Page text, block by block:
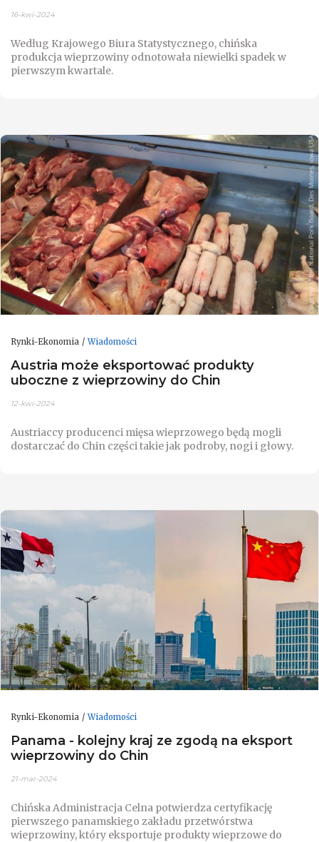
16-kwi-2024
Według Krajowego Biura Statystycznego, chińska
produkcja wieprzowiny odnotowała niewielki spadek w
pierwszym kwartale.
Rynki-Ekonomia Wiadomości
Austria może eksportować produkty
uboczne z wieprzowiny do Chin
12-kwi-2024
Austriaccy producenci mięsa wieprzowego będą mogli
dostarczać do Chin części takie jak podroby, nogi i głowy.
Rynki-Ekonomia Wiadomości
Panama - kolejny kraj ze zgodą na eksport
wieprzowiny do Chin
21-mar-2024
Chińska Administracja Celna potwierdza certyfikację
pierwszego panamskiego zakładu przetwórstwa
wieprzowiny, który eksportuje produkty wieprzowe do